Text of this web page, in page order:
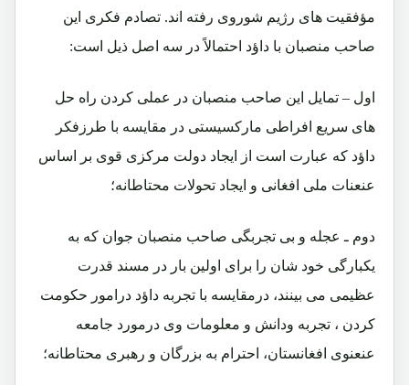
مؤفقیت های رژیم شوروی رفته اند. تصادم فکری این
صاحب منصبان با داؤد احتمالاً در سه اصل ذیل است:
اول – تمایل این صاحب منصبان در عملی کردن راه حل
های سریع افراطی مارکسیستی در مقایسه با طرزفکر
داؤد که عبارت است از ایجاد دولت مرکزی قوی بر اساس
عنعنات ملی افغانی و ایجاد تحولات محتاطانه؛
دوم ـ عجله و بی تجربگی صاحب منصبان جوان که به
یکبارگی خود شان را برای اولین بار در مسند قدرت
عظیمی می بینند، درمقایسه با تجربه داؤد درامور حکومت
کردن ، تجربه ودانش و معلومات وی درمورد جامعه
عنعنوی افغانستان، احترام به بزرگان و رهبری محتاطانه؛